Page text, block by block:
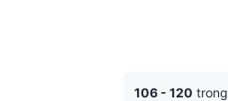
106 - 120 trong